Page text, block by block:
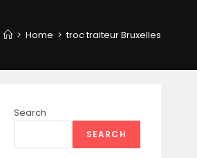
> Home > troc traiteur Bruxelles
Search
SEARCH